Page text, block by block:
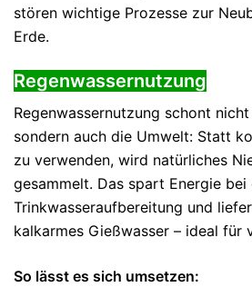
stören wichtige Prozesse zur
Erde.
Regenwassernutzung
Regenwassernutzung schont
sondern auch die Umwelt: Statt
zu verwenden, wird natürliches
gesammelt. Das spart Energie bei
Trinkwasseraufbereitung und
kalkarmes Gießwasser – ideal für
So lässt es sich umsetzen: